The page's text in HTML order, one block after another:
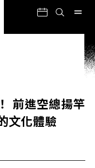
前進空總揚竿
文化體驗